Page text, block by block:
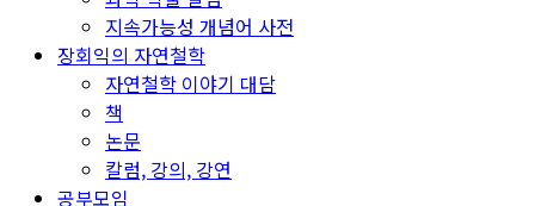
지속가능성 개념어 사전
장회익의 자연철학
자연철학 이야기 대담
책
논문
칼럼, 강의, 강연
공부모임